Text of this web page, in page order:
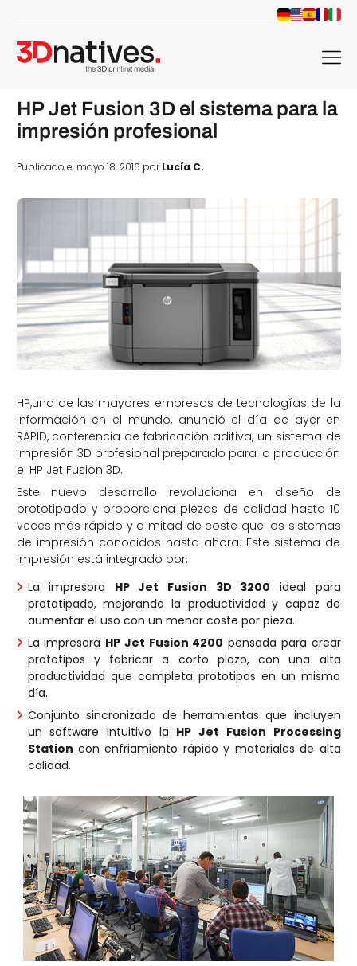
menu
HP Jet Fusion 3D el sistema para la
impresión profesional
Publicado el mayo 18, 2016 porLucía C.
HP,una de las mayores empresas de tecnologías de la
información en el mundo, anunció el día de ayer en
RAPID, conferencia de fabricación aditiva, un sistema de
impresión 3D profesional preparado para la producción
el HP Jet Fusion 3D.
Este nuevo desarrollo revoluciona en diseño de
prototipado y proporciona piezas de calidad hasta 10
veces más rápido y a mitad de coste que los sistemas
de impresión conocidos hasta ahora. Este sistema de
impresión está integrado por:
La impresora HP Jet Fusion 3D 3200 ideal para
prototipado, mejorando la productividad y capaz de
aumentar el uso con un menor coste por pieza.
La impresora HP Jet Fusion 4200 pensada para crear
prototipos y fabricar a corto plazo, con una alta
productividad que completa prototipos en un mismo
día.
Conjunto sincronizado de herramientas que incluyen
un software intuitivo la HP Jet Fusion Processing
Station con enfriamiento rápido y materiales de alta
calidad.